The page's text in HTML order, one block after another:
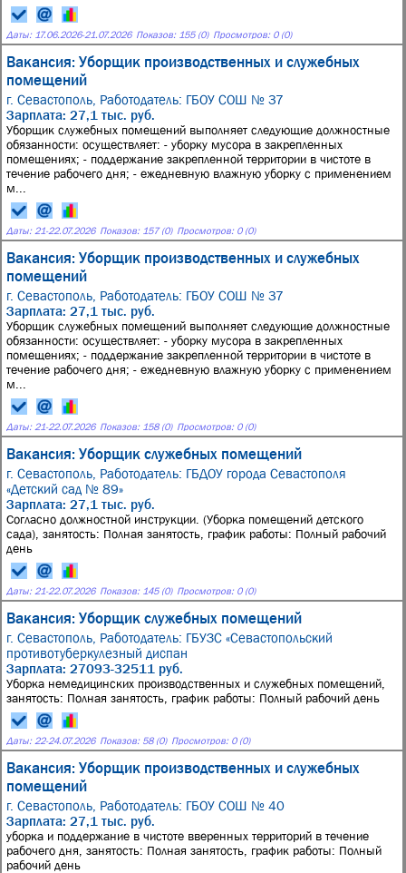
Даты: 17.06.2026-21.07.2026 Показов: 155 (0) Просмотров: 0 (0)
Вакансия: Уборщик производственных и служебных
помещений
г. Севастополь, Работодатель: ГБОУ СОШ № 37
Зарплата: 27,1 тыс. руб.
Уборщик служебных помещений выполняет следующие должностные
обязанности: осуществляет: - уборку мусора в закрепленных
помещениях; - поддержание закрепленной территории в чистоте в
течение рабочего дня; - ежедневную влажную уборку с применением
м...
Даты: 21-22.07.2026 Показов: 157 (0) Просмотров: 0 (0)
Вакансия: Уборщик производственных и служебных
помещений
г. Севастополь, Работодатель: ГБОУ СОШ № 37
Зарплата: 27,1 тыс. руб.
Уборщик служебных помещений выполняет следующие должностные
обязанности: осуществляет: - уборку мусора в закрепленных
помещениях; - поддержание закрепленной территории в чистоте в
течение рабочего дня; - ежедневную влажную уборку с применением
м...
Даты: 21-22.07.2026 Показов: 158 (0) Просмотров: 0 (0)
Вакансия: Уборщик служебных помещений
г. Севастополь, Работодатель: ГБДОУ города Севастополя
«Детский сад № 89»
Зарплата: 27,1 тыс. руб.
Согласно должностной инструкции. (Уборка помещений детского
сада), занятость: Полная занятость, график работы: Полный рабочий
день
Даты: 21-22.07.2026 Показов: 145 (0) Просмотров: 0 (0)
Вакансия: Уборщик служебных помещений
г. Севастополь, Работодатель: ГБУЗС «Севастопольский
противотуберкулезный диспан
Зарплата: 27093-32511 руб.
Уборка немедицинских производственных и служебных помещений,
занятость: Полная занятость, график работы: Полный рабочий день
Даты: 22-24.07.2026 Показов: 58 (0) Просмотров: 0 (0)
Вакансия: Уборщик производственных и служебных
помещений
г. Севастополь, Работодатель: ГБОУ СОШ № 40
Зарплата: 27,1 тыс. руб.
уборка и поддержание в чистоте вверенных территорий в течение
рабочего дня, занятость: Полная занятость, график работы: Полный
рабочий день